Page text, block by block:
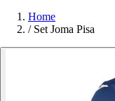
Home
/ Set Joma Pisa